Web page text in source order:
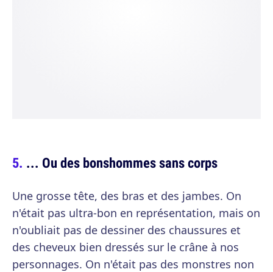
... Ou des bonshommes sans corps
Une grosse tête, des bras et des jambes. On
n'était pas ultra-bon en représentation, mais on
n'oubliait pas de dessiner des chaussures et
des cheveux bien dressés sur le crâne à nos
personnages. On n'était pas des monstres non